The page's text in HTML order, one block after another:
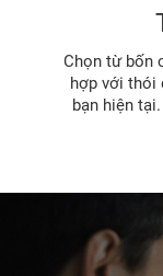
Chọn từ bốn
hợp với thói
bạn hiện